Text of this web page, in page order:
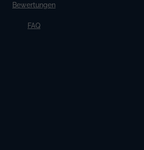
Bewertungen
FAQ